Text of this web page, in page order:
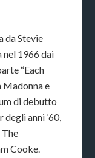
da Stevie
nel 1966 dai
“Each
Madonna e
di debutto
degli anni ‘60,
The
Cooke.